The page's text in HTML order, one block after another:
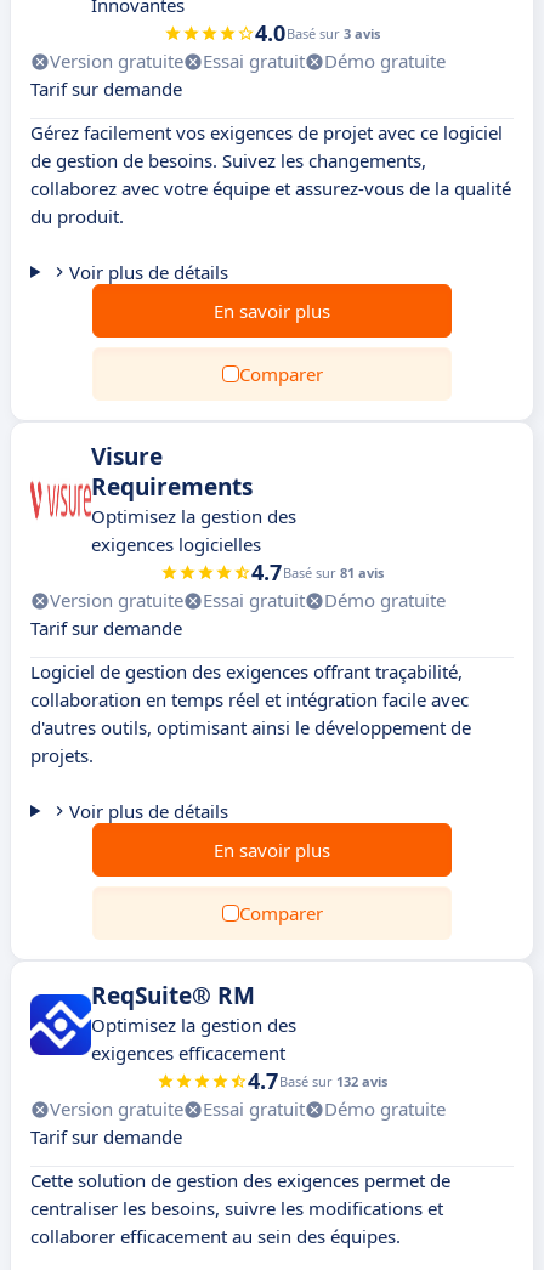
Innovantes
4.0Basé sur 3 avis
Version gratuite Essai gratuit
Démo gratuite
Tarif sur demande
Gérez facilement vos exigences de projet avec ce logiciel
de gestion de besoins. Suivez les changements,
collaborez avec votre équipe et assurez-vous de la qualité
du produit.
Voir plus de détails
En savoir plus
Comparer
Visure
Requirements
Optimisez la gestion des
exigences logicielles
4.7Basé sur 81 avis
Version gratuite Essai gratuit
Démo gratuite
Tarif sur demande
Logiciel de gestion des exigences offrant traçabilité,
collaboration en temps réel et intégration facile avec
d'autres outils, optimisant ainsi le développement de
projets.
Voir plus de détails
En savoir plus
Comparer
ReqSuite® RM
Optimisez la gestion des
exigences efficacement
4.7Basé sur 132 avis
Version gratuite Essai gratuit
Démo gratuite
Tarif sur demande
Cette solution de gestion des exigences permet de
centraliser les besoins, suivre les modifications et
collaborer efficacement au sein des équipes.